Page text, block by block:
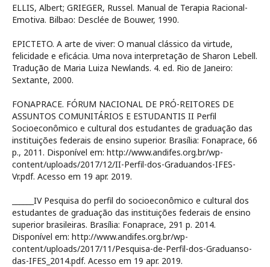
ELLIS, Albert; GRIEGER, Russel. Manual de Terapia Racional-
Emotiva. Bilbao: Desclée de Bouwer, 1990.
EPICTETO. A arte de viver: O manual clássico da virtude,
felicidade e eficácia. Uma nova interpretação de Sharon Lebell.
Tradução de Maria Luiza Newlands. 4. ed. Rio de Janeiro:
Sextante, 2000.
FONAPRACE. FÓRUM NACIONAL DE PRÓ-REITORES DE
ASSUNTOS COMUNITÁRIOS E ESTUDANTIS II Perfil
Socioeconômico e cultural dos estudantes de graduação das
instituições federais de ensino superior. Brasília: Fonaprace, 66
p., 2011. Disponível em: http://www.andifes.org.br/wp-
content/uploads/2017/12/II-Perfil-dos-Graduandos-IFES-
Vr.pdf. Acesso em 19 apr. 2019.
______IV Pesquisa do perfil do socioeconômico e cultural dos
estudantes de graduação das instituições federais de ensino
superior brasileiras. Brasília: Fonaprace, 291 p. 2014.
Disponível em: http://www.andifes.org.br/wp-
content/uploads/2017/11/Pesquisa-de-Perfil-dos-Graduanso-
das-IFES_2014.pdf. Acesso em 19 apr. 2019.